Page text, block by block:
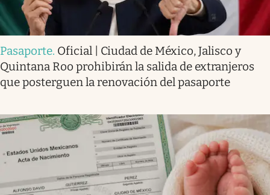
Pasaporte. Oficial | Ciudad de México, Jalisco y
Quintana Roo prohibirán la salida de extranjeros
que posterguen la renovación del pasaporte